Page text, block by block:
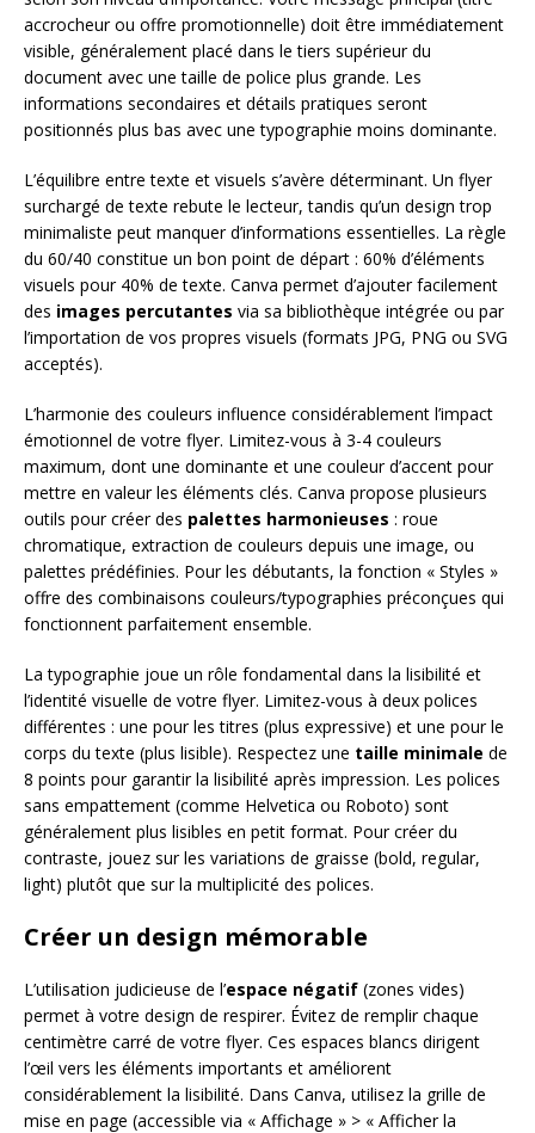
accrocheur ou offre promotionnelle) doit être immédiatement
visible, généralement placé dans le tiers supérieur du
document avec une taille de police plus grande. Les
informations secondaires et détails pratiques seront
positionnés plus bas avec une typographie moins dominante.
L’équilibre entre texte et visuels s’avère déterminant. Un flyer
surchargé de texte rebute le lecteur, tandis qu’un design trop
minimaliste peut manquer d’informations essentielles. La règle
du 60/40 constitue un bon point de départ : 60% d’éléments
visuels pour 40% de texte. Canva permet d’ajouter facilement
des images percutantes via sa bibliothèque intégrée ou par
l’importation de vos propres visuels (formats JPG, PNG ou SVG
acceptés).
L’harmonie des couleurs influence considérablement l’impact
émotionnel de votre flyer. Limitez-vous à 3-4 couleurs
maximum, dont une dominante et une couleur d’accent pour
mettre en valeur les éléments clés. Canva propose plusieurs
outils pour créer des palettes harmonieuses : roue
chromatique, extraction de couleurs depuis une image, ou
palettes prédéfinies. Pour les débutants, la fonction « Styles »
offre des combinaisons couleurs/typographies préconçues qui
fonctionnent parfaitement ensemble.
La typographie joue un rôle fondamental dans la lisibilité et
l’identité visuelle de votre flyer. Limitez-vous à deux polices
différentes : une pour les titres (plus expressive) et une pour le
corps du texte (plus lisible). Respectez une taille minimale de
8 points pour garantir la lisibilité après impression. Les polices
sans empattement (comme Helvetica ou Roboto) sont
généralement plus lisibles en petit format. Pour créer du
contraste, jouez sur les variations de graisse (bold, regular,
light) plutôt que sur la multiplicité des polices.
Créer un design mémorable
L’utilisation judicieuse de l’espace négatif (zones vides)
permet à votre design de respirer. Évitez de remplir chaque
centimètre carré de votre flyer. Ces espaces blancs dirigent
l’œil vers les éléments importants et améliorent
considérablement la lisibilité. Dans Canva, utilisez la grille de
mise en page (accessible via « Affichage » > « Afficher la